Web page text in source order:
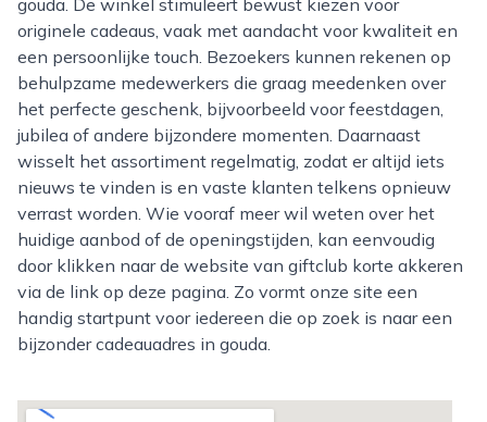
gouda. De winkel stimuleert bewust kiezen voor
originele cadeaus, vaak met aandacht voor kwaliteit en
een persoonlijke touch. Bezoekers kunnen rekenen op
behulpzame medewerkers die graag meedenken over
het perfecte geschenk, bijvoorbeeld voor feestdagen,
jubilea of andere bijzondere momenten. Daarnaast
wisselt het assortiment regelmatig, zodat er altijd iets
nieuws te vinden is en vaste klanten telkens opnieuw
verrast worden. Wie vooraf meer wil weten over het
huidige aanbod of de openingstijden, kan eenvoudig
door klikken naar de website van giftclub korte akkeren
via de link op deze pagina. Zo vormt onze site een
handig startpunt voor iedereen die op zoek is naar een
bijzonder cadeauadres in gouda.